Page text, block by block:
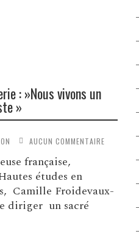
: »Nous vivons un
»
AUCUN COMMENTAIRE
française,
études en
Camille Froidevaux-
diriger un sacré